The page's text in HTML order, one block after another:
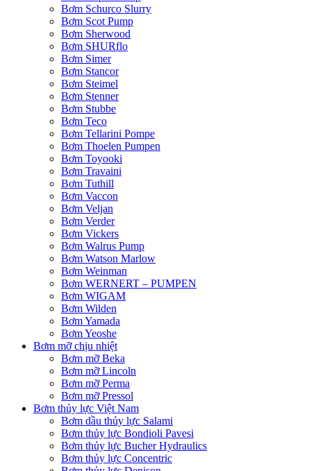
Bơm Schurco Slurry
Bơm Scot Pump
Bơm Sherwood
Bơm SHURflo
Bơm Simer
Bơm Stancor
Bơm Steimel
Bơm Stenner
Bơm Stubbe
Bơm Teco
Bơm Tellarini Pompe
Bơm Thoelen Pumpen
Bơm Toyooki
Bơm Travaini
Bơm Tuthill
Bơm Vaccon
Bơm Veljan
Bơm Verder
Bơm Vickers
Bơm Walrus Pump
Bơm Watson Marlow
Bơm Weinman
Bơm WERNERT – PUMPEN
Bơm WIGAM
Bơm Wilden
Bơm Yamada
Bơm Yeoshe
Bơm mỡ chịu nhiệt
Bơm mỡ Beka
Bơm mỡ Lincoln
Bơm mỡ Perma
Bơm mỡ Pressol
Bơm thủy lực Việt Nam
Bơm dầu thủy lực Salami
Bơm thủy lực Bondioli Pavesi
Bơm thủy lực Bucher Hydraulics
Bơm thủy lực Concentric